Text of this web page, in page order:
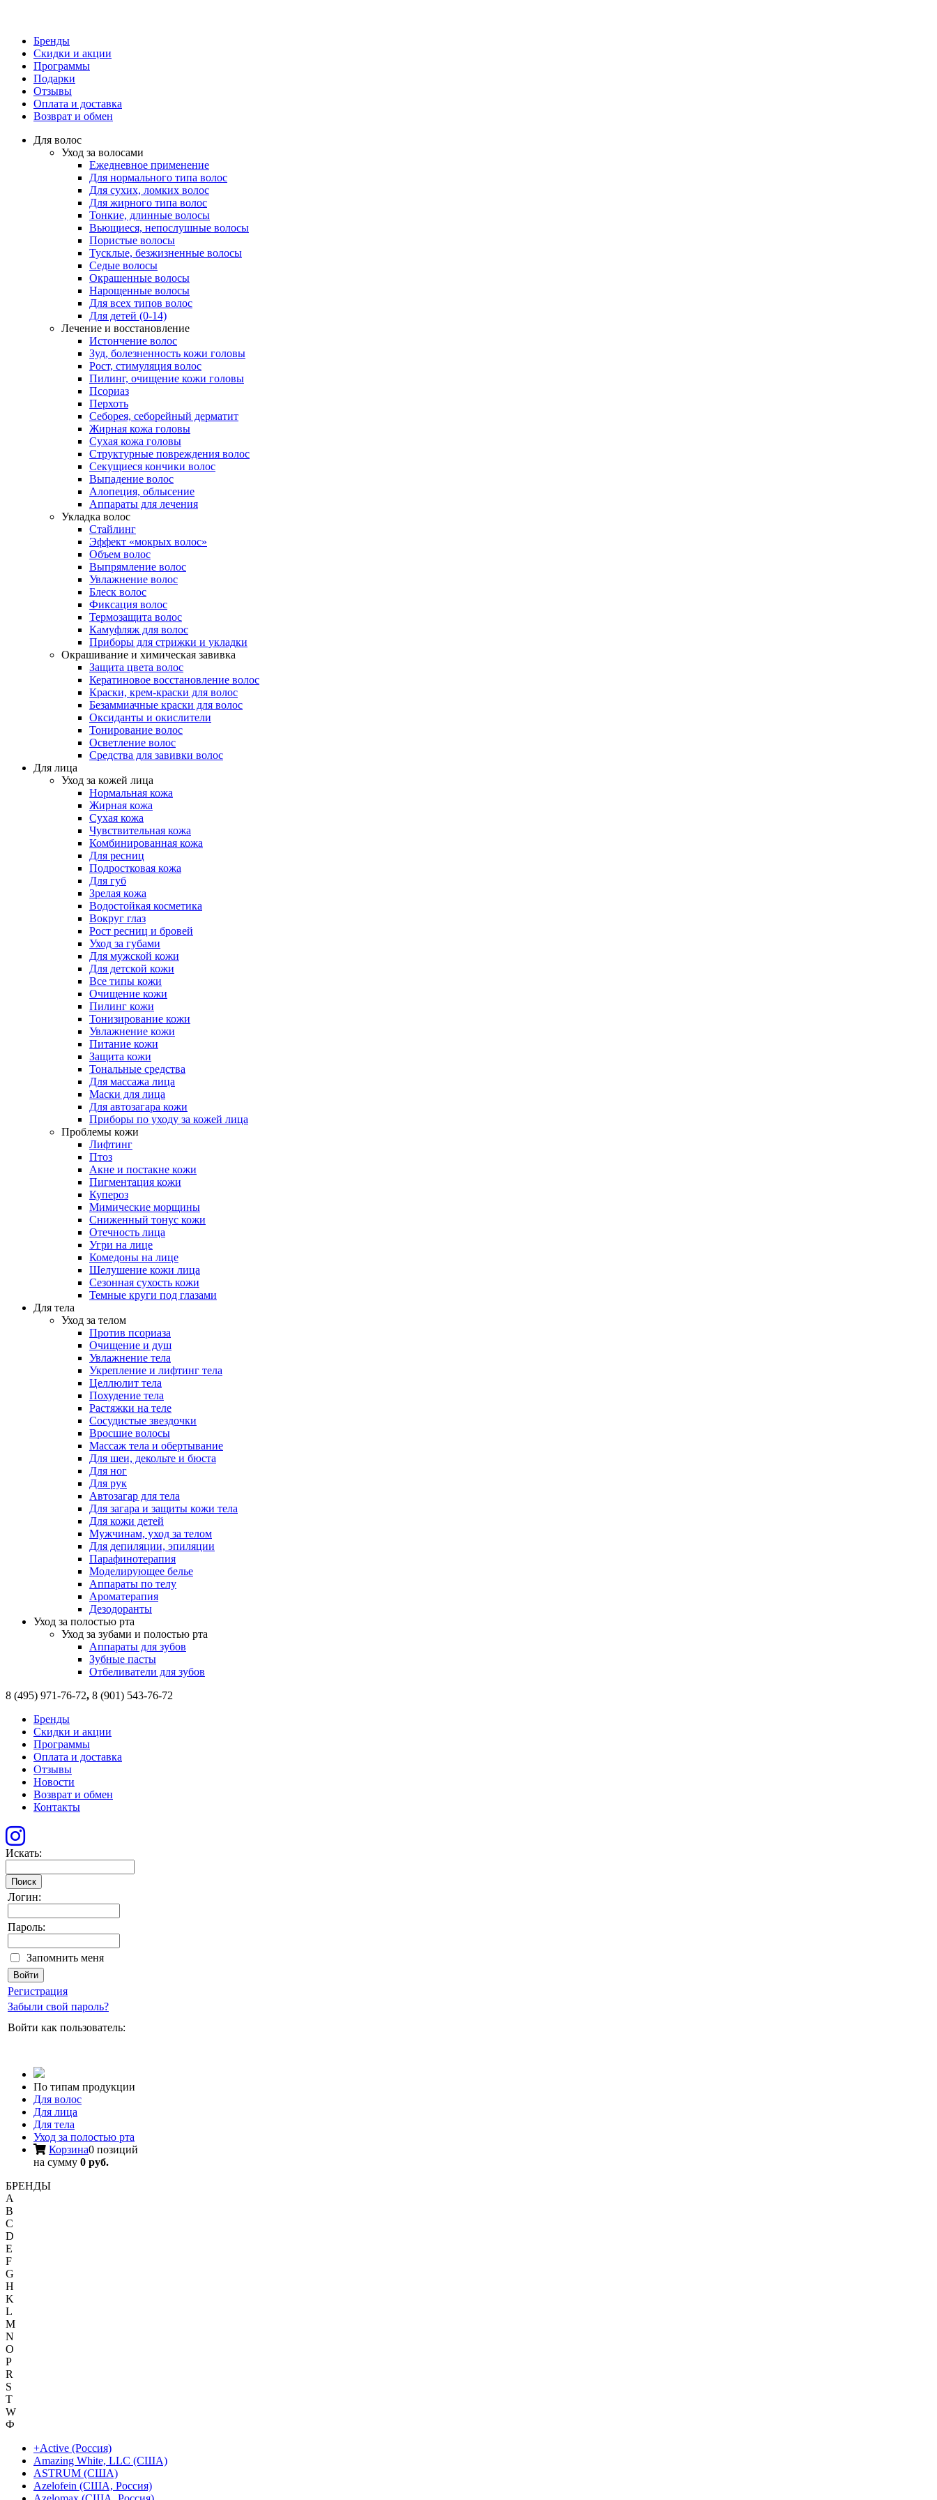
Бренды
Скидки и акции
Программы
Подарки
Отзывы
Оплата и доставка
Возврат и обмен
Для волос
Уход за волосами
Ежедневное применение
Для нормального типа волос
Для сухих, ломких волос
Для жирного типа волос
Тонкие, длинные волосы
Вьющиеся, непослушные волосы
Пористые волосы
Тусклые, безжизненные волосы
Седые волосы
Окрашенные волосы
Нарощенные волосы
Для всех типов волос
Для детей (0-14)
Лечение и восстановление
Истончение волос
Зуд, болезненность кожи головы
Рост, стимуляция волос
Пилинг, очищение кожи головы
Псориаз
Перхоть
Себорея, себорейный дерматит
Жирная кожа головы
Сухая кожа головы
Структурные повреждения волос
Секущиеся кончики волос
Выпадение волос
Алопеция, облысение
Аппараты для лечения
Укладка волос
Стайлинг
Эффект «мокрых волос»
Объем волос
Выпрямление волос
Увлажнение волос
Блеск волос
Фиксация волос
Термозащита волос
Камуфляж для волос
Приборы для стрижки и укладки
Окрашивание и химическая завивка
Защита цвета волос
Кератиновое восстановление волос
Краски, крем-краски для волос
Безаммиачные краски для волос
Оксиданты и окислители
Тонирование волос
Осветление волос
Средства для завивки волос
Для лица
Уход за кожей лица
Нормальная кожа
Жирная кожа
Сухая кожа
Чувствительная кожа
Комбинированная кожа
Для ресниц
Подростковая кожа
Для губ
Зрелая кожа
Водостойкая косметика
Вокруг глаз
Рост ресниц и бровей
Уход за губами
Для мужской кожи
Для детской кожи
Все типы кожи
Очищение кожи
Пилинг кожи
Тонизирование кожи
Увлажнение кожи
Питание кожи
Защита кожи
Тональные средства
Для массажа лица
Маски для лица
Для автозагара кожи
Приборы по уходу за кожей лица
Проблемы кожи
Лифтинг
Птоз
Акне и постакне кожи
Пигментация кожи
Купероз
Мимические морщины
Сниженный тонус кожи
Отечность лица
Угри на лице
Комедоны на лице
Шелушение кожи лица
Сезонная сухость кожи
Темные круги под глазами
Для тела
Уход за телом
Против псориаза
Очищение и душ
Увлажнение тела
Укрепление и лифтинг тела
Целлюлит тела
Похудение тела
Растяжки на теле
Сосудистые звездочки
Вросшие волосы
Массаж тела и обертывание
Для шеи, декольте и бюста
Для ног
Для рук
Автозагар для тела
Для загара и защиты кожи тела
Для кожи детей
Мужчинам, уход за телом
Для депиляции, эпиляции
Парафинотерапия
Моделирующее белье
Аппараты по телу
Ароматерапия
Дезодоранты
Уход за полостью рта
Уход за зубами и полостью рта
Аппараты для зубов
Зубные пасты
Отбеливатели для зубов
8 (495) 971-76-72, 8 (901) 543-76-72
Бренды
Скидки и акции
Программы
Оплата и доставка
Отзывы
Новости
Возврат и обмен
Контакты
Искать:
Поиск
Логин:
Пароль:
Запомнить меня
Регистрация
Забыли свой пароль?
Войти как пользователь:
По типам продукции
Для волос
Для лица
Для тела
Уход за полостью рта
Корзина0 позиций
на сумму 0 руб.
БРЕНДЫ
A
B
C
D
E
F
G
H
K
L
M
N
O
P
R
S
T
W
Ф
+Active (Россия)
Amazing White, LLC (США)
ASTRUM (США)
Azelofein (США, Россия)